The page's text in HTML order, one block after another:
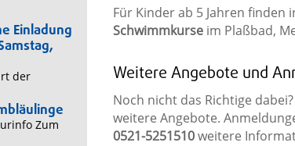
Einladung
der
Zum
Für Kinder ab 5 Jahren finden
Schwimmkurseim Plaßbad,
Weitere Angebote und
Noch nicht das Richtige
weitere Angebote.
0521-5251510weitere